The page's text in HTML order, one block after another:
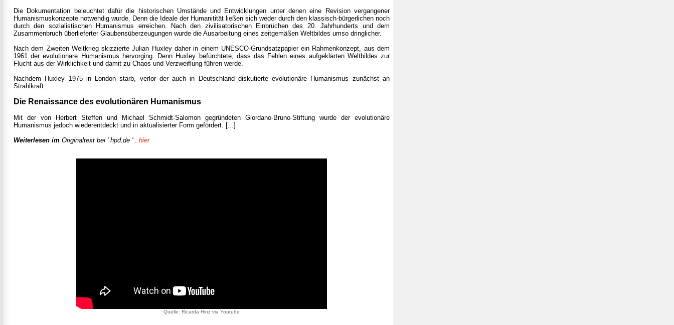
Die Dokumentation beleuchtet dafür die historischen Umstände und Entwicklungen unter denen eine Revision vergangener
Humanismuskonzepte notwendig wurde. Denn die Ideale der Humanitität ließen sich weder durch den klassisch-bürgerlichen noch
durch den sozialistischen Humanismus erreichen. Nach den zivilisatorischen Einbrüchen des 20. Jahrhunderts und dem
Zusammenbruch überlieferter Glaubensüberzeugungen wurde die Ausarbeitung eines zeitgemäßen Weltbildes umso dringlicher.
Nach dem Zweiten Weltkrieg skizzierte Julian Huxley daher in einem UNESCO-Grundsatzpapier ein Rahmenkonzept, aus dem
1961 der evolutionäre Humanismus hervorging. Denn Huxley befürchtete, dass das Fehlen eines aufgeklärten Weltbildes zur
Flucht aus der Wirklichkeit und damit zu Chaos und Verzweiflung führen werde.
Nachdem Huxley 1975 in London starb, verlor der auch in Deutschland diskutierte evolutionäre Humanismus zunächst an
Strahlkraft.
Die Renaissance des evolutionären Humanismus
Mit der von Herbert Steffen und Michael Schmidt-Salomon gegründeten Giordano-Bruno-Stiftung wurde der evolutionäre
Humanismus jedoch wiederentdeckt und in aktualisierter Form gefördert. [...]
Weiterlesen im Originaltext bei ' hpd.de ' ..hier
Quelle: Ricarda Hinz via Youtube